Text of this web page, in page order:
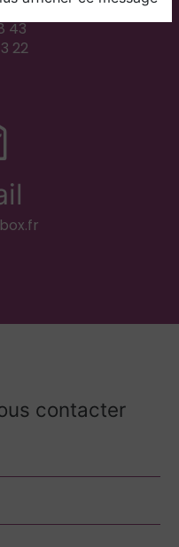
43
22
contacter